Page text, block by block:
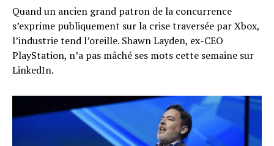
Quand un ancien grand patron de la concurrence
s’exprime publiquement sur la crise traversée par Xbox,
l’industrie tend l’oreille. Shawn Layden, ex-CEO
PlayStation, n’a pas mâché ses mots cette semaine sur
LinkedIn.